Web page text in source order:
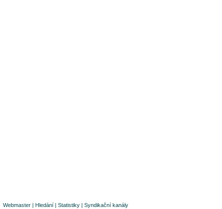
Webmaster | Hledání | Statistiky | Syndikační kanály